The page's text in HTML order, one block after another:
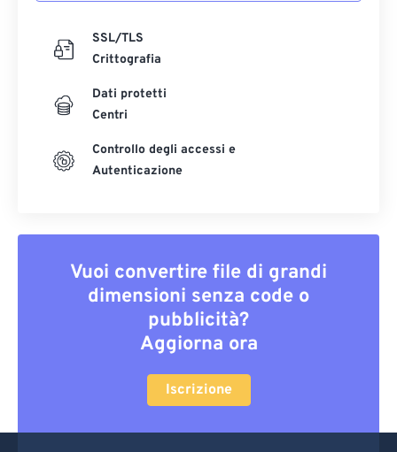
SSL/TLS
Crittografia
Dati protetti
Centri
Controllo degli accessi e
Autenticazione
Vuoi convertire file di grandi
dimensioni senza code o
pubblicità?
Aggiorna ora
Iscrizione